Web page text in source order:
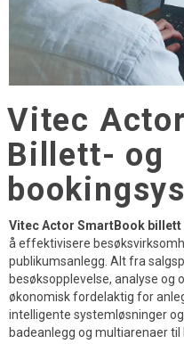
Vitec
Billett- og
Vitec Actor SmartBook
å effektivisere
publikumsanlegg. Alt fra
besøksopplevelse, analyse og
økonomisk fordelaktig for
intelligente systemløsninger
badeanlegg og multiarenaer